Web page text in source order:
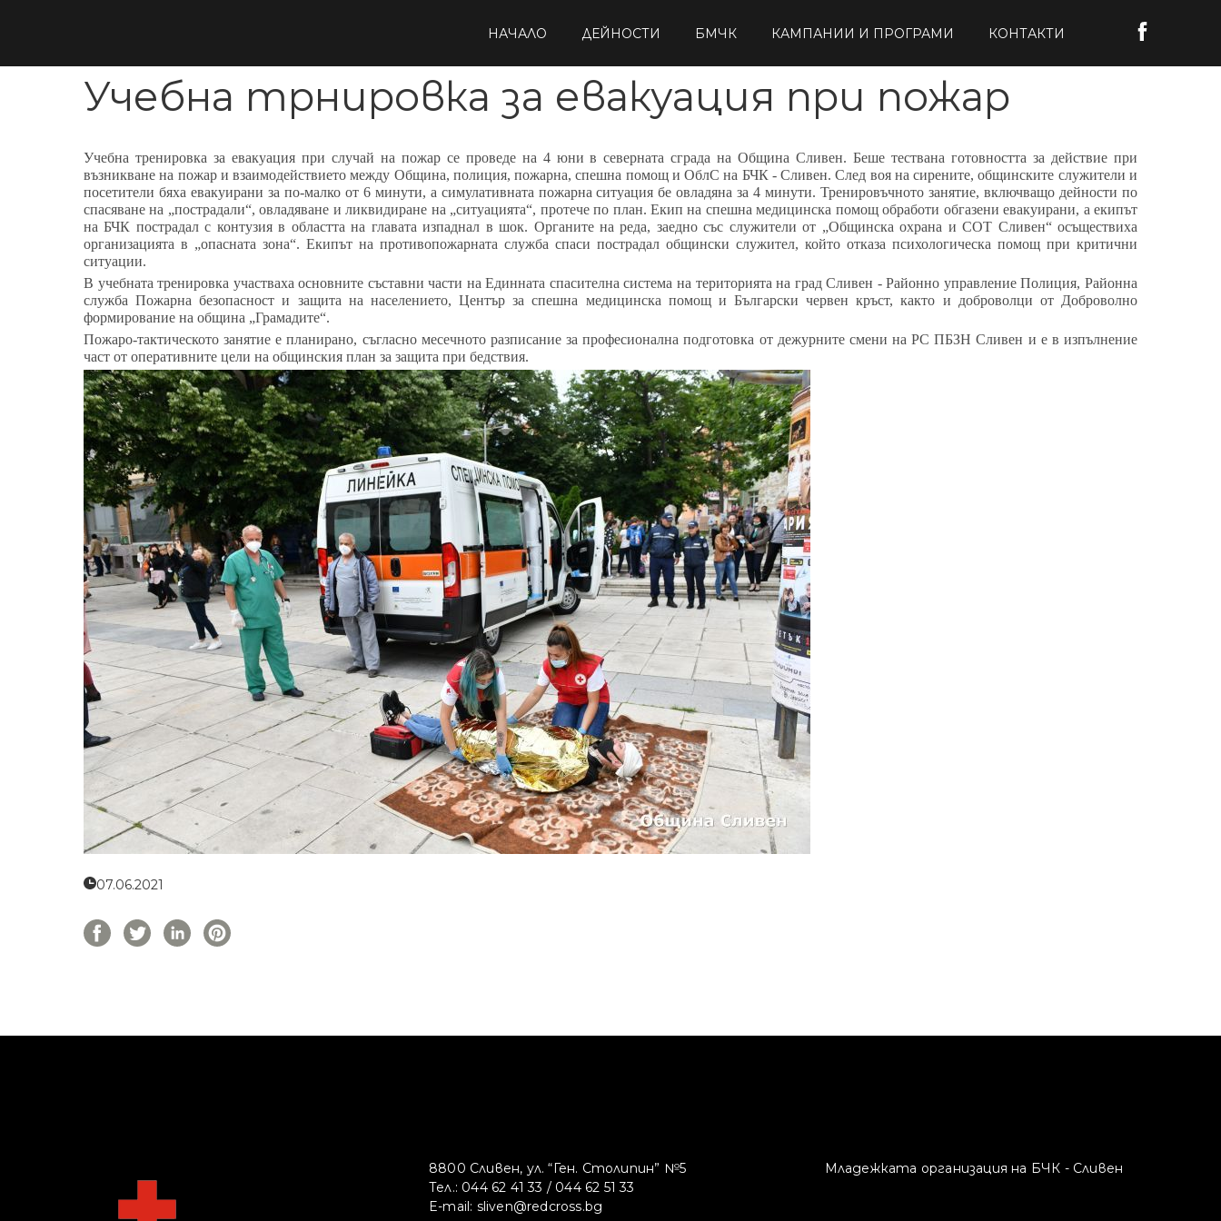
НАЧАЛО ДЕЙНОСТИ БМЧК КАМПАНИИ И ПРОГРАМИ КОНТАКТИ
Учебна трнировка за евакуация при пожар
Учебна тренировка за евакуация при случай на пожар се проведе на 4 юни в северната сграда на Община Сливен. Беше тествана готовността за действие при
възникване на пожар и взаимодействието между Община, полиция, пожарна, спешна помощ и ОблС на БЧК - Сливен. След воя на сирените, общинските служители и
посетители бяха евакуирани за по-малко от 6 минути, а симулативната пожарна ситуация бе овладяна за 4 минути. Тренировъчното занятие, включващо дейности по
спасяване на „пострадали“, овладяване и ликвидиране на „ситуацията“, протече по план. Екип на спешна медицинска помощ обработи обгазени евакуирани, а екипът
на БЧК пострадал с контузия в областта на главата изпаднал в шок. Органите на реда, заедно със служители от „Общинска охрана и СОТ Сливен“ осъществиха
организацията в „опасната зона“. Екипът на противопожарната служба спаси пострадал общински служител, който отказа психологическа помощ при критични
ситуации.
В учебната тренировка участваха основните съставни части на Единната спасителна система на територията на град Сливен - Районно управление Полиция, Районна
служба Пожарна безопасност и защита на населението, Център за спешна медицинска помощ и Български червен кръст, както и доброволци от Доброволно
формирование на община „Грамадите“.
Пожаро-тактическото занятие е планирано, съгласно месечното разписание за професионална подготовка от дежурните смени на РС ПБЗН Сливен и е в изпълнение
част от оперативните цели на общинския план за защита при бедствия.
07.06.2021
8800 Сливен, ул. “Ген. Столипин” №5
Тел.: 044 62 41 33 / 044 62 51 33
E-mail: sliven@redcross.bg
Младежката организация на БЧК - Сливен